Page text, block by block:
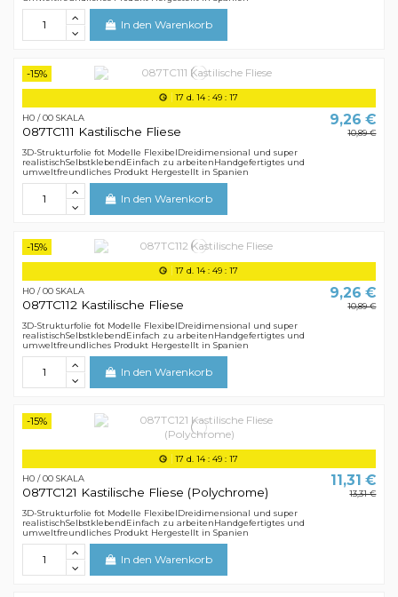
In den Warenkorb
-15%
17 d. 14:49 :16
H0 / 00 SKALA
087TC111 Kastilische Fliese
9,26 €
10,89 €
3D-Strukturfolie fot Modelle FlexibelDreidimensional und super
realistischSelbstklebendEinfach zu arbeitenHandgefertigtes und
umweltfreundliches Produkt Hergestellt in Spanien
In den Warenkorb
-15%
17 d. 14:49 :16
H0 / 00 SKALA
087TC112 Kastilische Fliese
9,26 €
10,89 €
3D-Strukturfolie fot Modelle FlexibelDreidimensional und super
realistischSelbstklebendEinfach zu arbeitenHandgefertigtes und
umweltfreundliches Produkt Hergestellt in Spanien
In den Warenkorb
-15%
17 d. 14:49 :16
H0 / 00 SKALA
087TC121 Kastilische Fliese (Polychrome)
11,31 €
13,31 €
3D-Strukturfolie fot Modelle FlexibelDreidimensional und super
realistischSelbstklebendEinfach zu arbeitenHandgefertigtes und
umweltfreundliches Produkt Hergestellt in Spanien
In den Warenkorb